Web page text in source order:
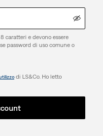
caratteri e devono essere
password di uso comune o
di LS&Co. Ho letto